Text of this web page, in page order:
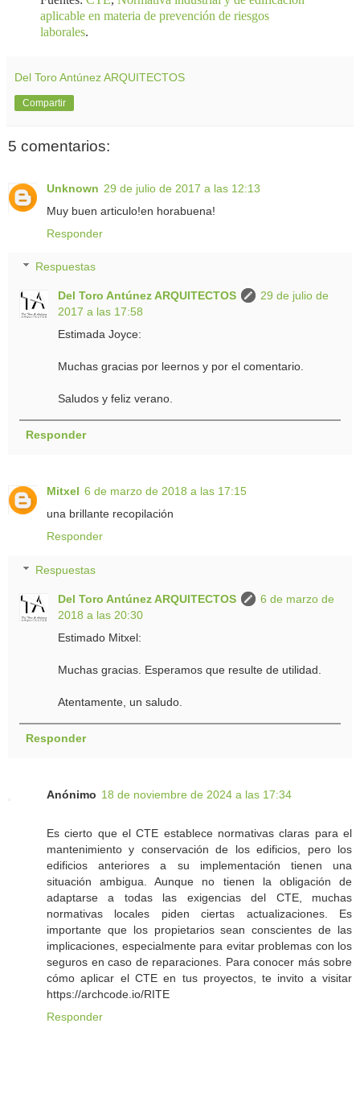
aplicable en materia de prevención de riesgos
laborales.
Del Toro Antúnez ARQUITECTOS
Compartir
5 comentarios:
Unknown 29 de julio de 2017 a las 12:13
Muy buen articulo!en horabuena!
Responder
Respuestas
Del Toro Antúnez ARQUITECTOS
29 de julio de
2017 a las 17:58
Estimada Joyce:
Muchas gracias por leernos y por el comentario.
Saludos y feliz verano.
Responder
Mitxel 6 de marzo de 2018 a las 17:15
una brillante recopilación
Responder
Respuestas
Del Toro Antúnez ARQUITECTOS
6 de marzo de
2018 a las 20:30
Estimado Mitxel:
Muchas gracias. Esperamos que resulte de utilidad.
Atentamente, un saludo.
Responder
Anónimo 18 de noviembre de 2024 a las 17:34
Es cierto que el CTE establece normativas claras para el
mantenimiento y conservación de los edificios, pero los
edificios anteriores a su implementación tienen una
situación ambigua. Aunque no tienen la obligación de
adaptarse a todas las exigencias del CTE, muchas
normativas locales piden ciertas actualizaciones. Es
importante que los propietarios sean conscientes de las
implicaciones, especialmente para evitar problemas con los
seguros en caso de reparaciones. Para conocer más sobre
cómo aplicar el CTE en tus proyectos, te invito a visitar
https://archcode.io/RITE
Responder